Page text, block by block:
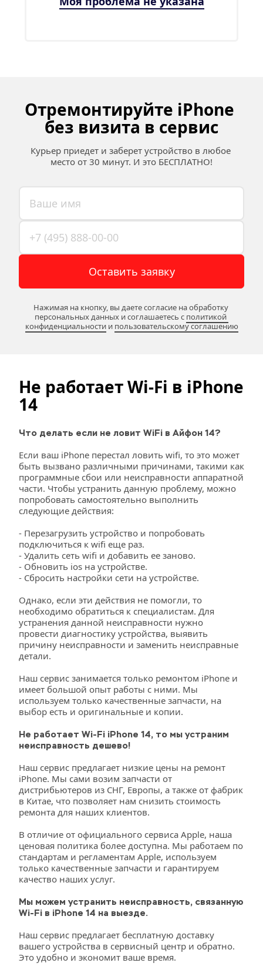
Отремонтируйте iPhone
без визита в сервис
Курьер приедет и заберет устройство в любое
место от 30 минут. И это БЕСПЛАТНО!
Оставить заявку
Нажимая на кнопку, вы даете согласие на обработку
персональных данных и соглашаетесь c политикой
конфиденциальности и пользовательскому соглашению
Не работает Wi-Fi в iPhone
14
Что делать если не ловит WiFi в Айфон 14?
Если ваш iPhone перестал ловить wifi, то это может
быть вызвано различными причинами, такими как
программные сбои или неисправности аппаратной
части. Чтобы устранить данную проблему, можно
попробовать самостоятельно выполнить
следующие действия:
- Перезагрузить устройство и попробовать
подключиться к wifi еще раз.
- Удалить сеть wifi и добавить ее заново.
- Обновить ios на устройстве.
- Сбросить настройки сети на устройстве.
Однако, если эти действия не помогли, то
необходимо обратиться к специалистам. Для
устранения данной неисправности нужно
провести диагностику устройства, выявить
причину неисправности и заменить неисправные
детали.
Наш сервис занимается только ремонтом iPhone и
имеет большой опыт работы с ними. Мы
используем только качественные запчасти, на
выбор есть и оригинальные и копии.
Не работает Wi-Fi iPhone 14, то мы устраним
неисправность дешево!
Наш сервис предлагает низкие цены на ремонт
iPhone. Мы сами возим запчасти от
дистрибьютеров из СНГ, Европы, а также от фабрик
в Китае, что позволяет нам снизить стоимость
ремонта для наших клиентов.
В отличие от официального сервиса Apple, наша
ценовая политика более доступна. Мы работаем по
стандартам и регламентам Apple, используем
только качественные запчасти и гарантируем
качество наших услуг.
Мы можем устранить неисправность, связанную
Wi-Fi в iPhone 14 на выезде.
Наш сервис предлагает бесплатную доставку
вашего устройства в сервисный центр и обратно.
Это удобно и экономит ваше время.